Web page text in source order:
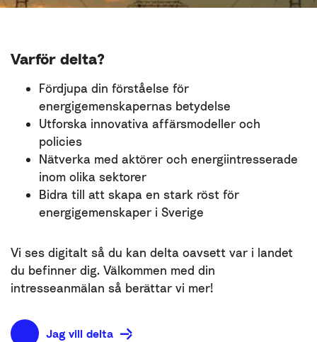
Varför delta?
Fördjupa din förståelse för
energigemenskapernas betydelse
Utforska innovativa affärsmodeller och
policies
Nätverka med aktörer och energiintresserade
inom olika sektorer
Bidra till att skapa en stark röst för
energigemenskaper i Sverige
Vi ses digitalt så du kan delta oavsett var i landet
du befinner dig. Välkommen med din
intresseanmälan så berättar vi mer!
Jag vill delta